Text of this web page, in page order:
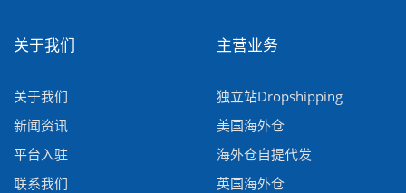
关于我们
关于我们
新闻资讯
平台入驻
联系我们
主营业务
独立站Dropshipping
美国海外仓
海外仓自提代发
英国海外仓